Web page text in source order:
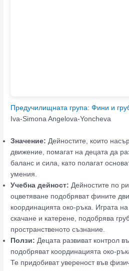
Предучилищната група: Фини и
Iva-Simona Angelova-Yoncheva
Значение: Дейностите, които
движение, помагат на децата да
баланс и сила, като полагат
умения.
Учебна дейност: Дейностите по
оцветяване подобряват фините
координацията око-ръка. Играта на
скачане и катерене, подобрява
пространственото съзнание.
Ползи: Децата развиват контрол
подобряват координацията око-
Те придобиват увереност във